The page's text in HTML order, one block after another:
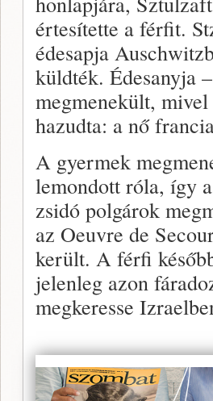
értesítette a férfit.
édesapja
küldték. Édesanyja
megmenekült,
hazudta: a nő
A gyermek
lemondott róla, így
zsidó polgárok
az Oeuvre de
került. A férfi
jelenleg azon
megkeresse